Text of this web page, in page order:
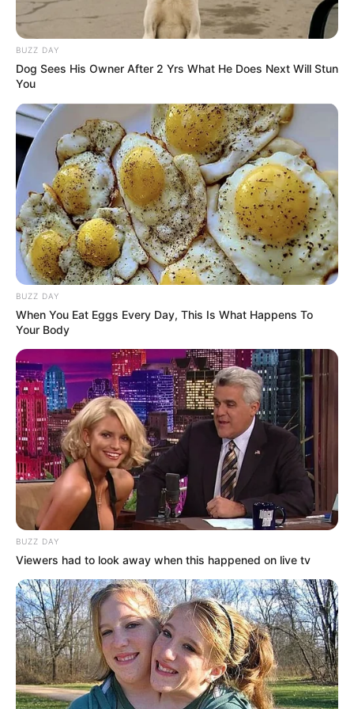
BUZZ DAY
Dog Sees His Owner After 2 Yrs What He Does Next Will Stun
You
BUZZ DAY
When You Eat Eggs Every Day, This Is What Happens To
Your Body
BUZZ DAY
Viewers had to look away when this happened on live tv